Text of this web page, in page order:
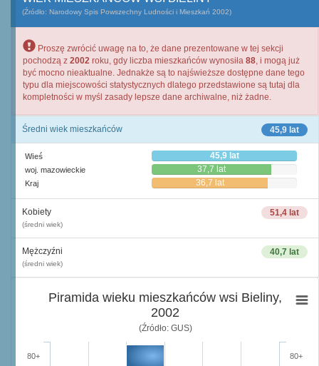
(Źródło: Narodowy Spis Powszechny Ludności i Mieszkań 2002)
Proszę zwrócić uwagę na to, że dane prezentowane w tej sekcji
pochodzą z 2002 roku, gdy liczba mieszkańców wynosiła 88, i mogą już
być mocno nieaktualne. Jednakże są to najświeższe dostępne dane tego
typu dla miejscowości statystycznych dlatego przedstawione są tutaj dla
kompletności w myśl zasady lepsze dane archiwalne, niż żadne.
45,9 lat
Średni wiek mieszkańców
Wieś 45,9 lat
woj. mazowieckie 37,7 lat
Kraj 36,7 lat
51,4 lat
Kobiety
(średni wiek)
40,7 lat
Mężczyźni
(średni wiek)
Piramida wieku mieszkańców wsi Bieliny,
2002
(Źródło: GUS)
80+ 80+